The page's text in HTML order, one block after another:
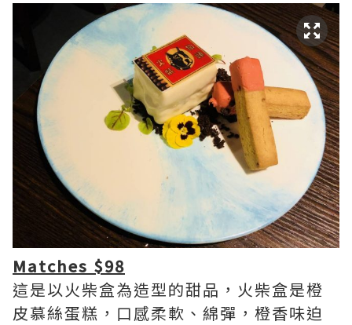
Matches $98
這是以火柴盒為造型的甜品，火柴盒是橙
皮慕絲蛋糕，口感柔軟、綿彈，橙香味迫